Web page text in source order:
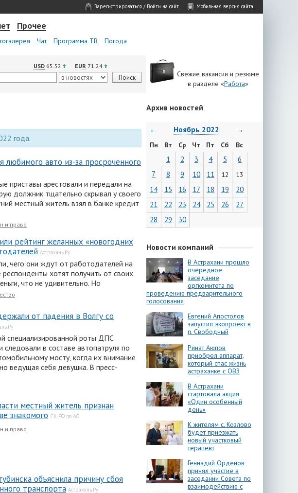
Зарегистрироваться / Войти на сайт Мобильная версия сайта
Прочее
Чат Программа ТВ Погода
USD 65.52 EUR 71.24
Свежие вакансии и резюме
в разделе «Работа»
года.
любимого авто из-за просроченного
приставы арестовали и передали на
должник тщательно скрывал у своего
местный житель взял в банке кредит
и право
рейтинг желанных «новогодних
Астрахань.Ру
чего они ждут от работодателей на
хотят получить от своих
что не удивительно. Но
от падения в Волгу со
специализированной роты ДПС
следовали в составе автопатруля по
мосту, когда их внимание
ведущая себя девушка. В пресс-
местный житель признан
знакомого СК РФ по АО
и право
объяснила причину сбоя
транспорта Астрахань.Ру
Архив новостей
← Ноябрь 2022 →
Пн Вт Ср Чт Пт Сб Вс
1 2 3 4 5
6
7
8 9 10 11 12 13
14 15 16 17 18 19
20
21
22 23 24 25 26
27
28
29 30
Новости компаний
В Астрахани прошло
очередное
заседание
оргкомитета по
проведению предварительного
голосования
Евгений Апостолов
запустил экопроект в
п. Свободный
Ринат Аюпов
приобрел аппарат,
который спас жизнь
астраханке с ОВЗ
В Астрахани
стартовала акция
«Один особенный
день»
К жителям с. Козлово
будет приезжать
новый участковый
терапевт
Геннадий Орденов
принял участие в
заседании Совета по
взаимодействию с